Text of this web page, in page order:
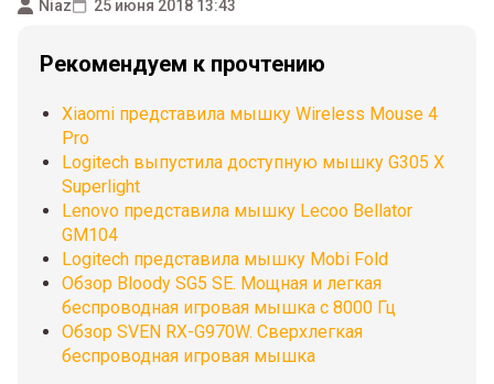
Niaz 25 июня 2018 13:43
Рекомендуем к прочтению
Xiaomi представила мышку Wireless Mouse 4
Pro
Logitech выпустила доступную мышку G305 X
Superlight
Lenovo представила мышку Lecoo Bellator
GM104
Logitech представила мышку Mobi Fold
Обзор Bloody SG5 SE. Мощная и легкая
беспроводная игровая мышка с 8000 Гц
Обзор SVEN RX-G970W. Сверхлегкая
беспроводная игровая мышка